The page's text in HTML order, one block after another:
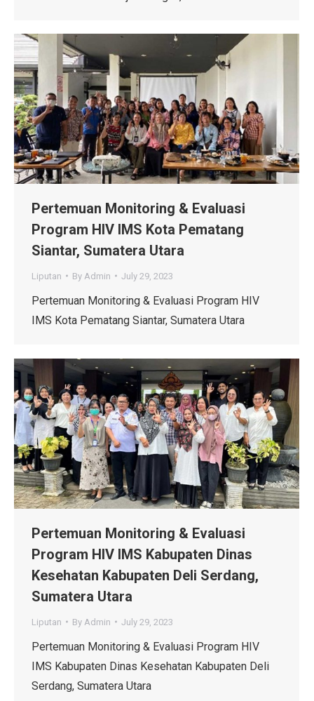
Pertemuan Monitoring & Evaluasi
Program HIV IMS Kota Pematang
Siantar, Sumatera Utara
Liputan By Admin July 29, 2023
Pertemuan Monitoring & Evaluasi Program HIV
IMS Kota Pematang Siantar, Sumatera Utara
Pertemuan Monitoring & Evaluasi
Program HIV IMS Kabupaten Dinas
Kesehatan Kabupaten Deli Serdang,
Sumatera Utara
Liputan By Admin July 29, 2023
Pertemuan Monitoring & Evaluasi Program HIV
IMS Kabupaten Dinas Kesehatan Kabupaten Deli
Serdang, Sumatera Utara